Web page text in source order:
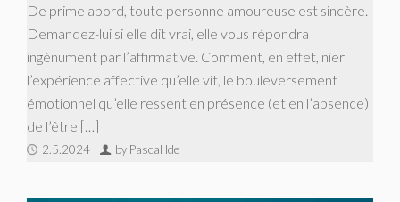
De prime abord, toute personne amoureuse est sincère.
Demandez-lui si elle dit vrai, elle vous répondra
ingénument par l’affirmative. Comment, en effet, nier
l’expérience affective qu’elle vit, le bouleversement
émotionnel qu’elle ressent en présence (et en l’absence)
de l’être […]
2.5.2024 by Pascal Ide